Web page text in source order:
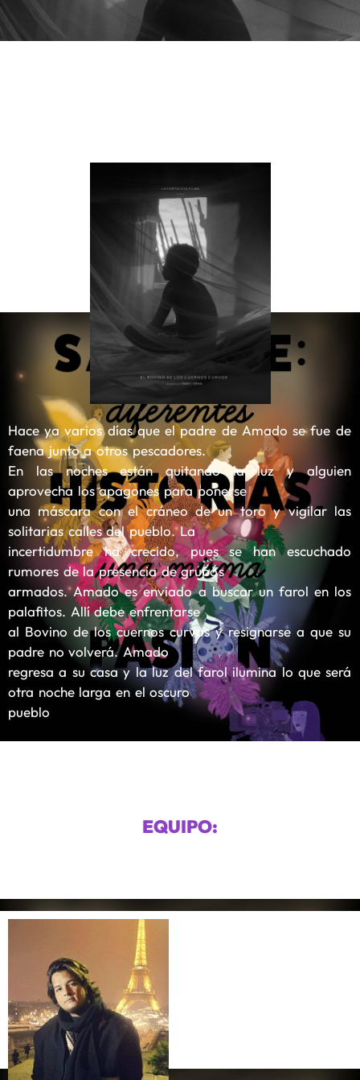
Hace ya varios días que el padre de Amado se fue de
faena junto a otros pescadores.
En las noches están quitando la luz y alguien
aprovecha los apagones para ponerse
una máscara con el cráneo de un toro y vigilar las
solitarias calles del pueblo. La
incertidumbre ha crecido, pues se han escuchado
rumores de la presencia de grupos
armados. Amado es enviado a buscar un farol en los
palafitos. Allí debe enfrentarse
al Bovino de los cuernos curvos y resignarse a que su
padre no volverá. Amado
regresa a su casa y la luz del farol ilumina lo que será
otra noche larga en el oscuro
pueblo
EQUIPO: